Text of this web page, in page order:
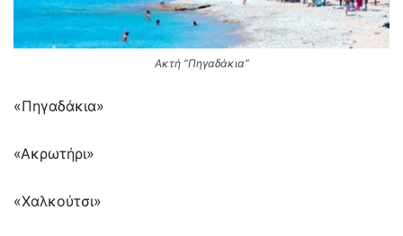
Ακτή “Πηγαδάκια”
«Πηγαδάκια»
«Ακρωτήρι»
«Χαλκούτσι»